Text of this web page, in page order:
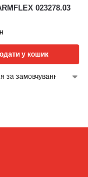
023278.03
у кошик